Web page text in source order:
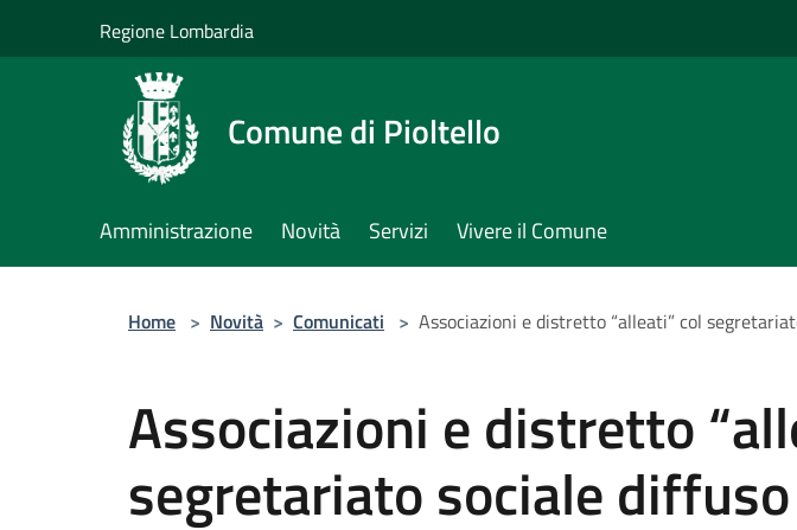
Regione Lombardia
Comune di Pioltello
Amministrazione Novità Servizi Vivere il Comune
Home > Novità > Comunicati > Associazioni e distretto “alleati” col
Associazioni e distretto
segretariato sociale diffuso